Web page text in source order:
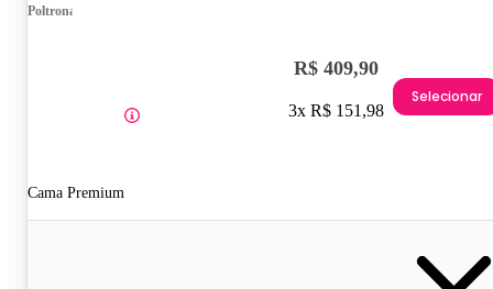
Poltrona
Cama Premium
R$ 409,90
3x R$ 151,98
Selecionar